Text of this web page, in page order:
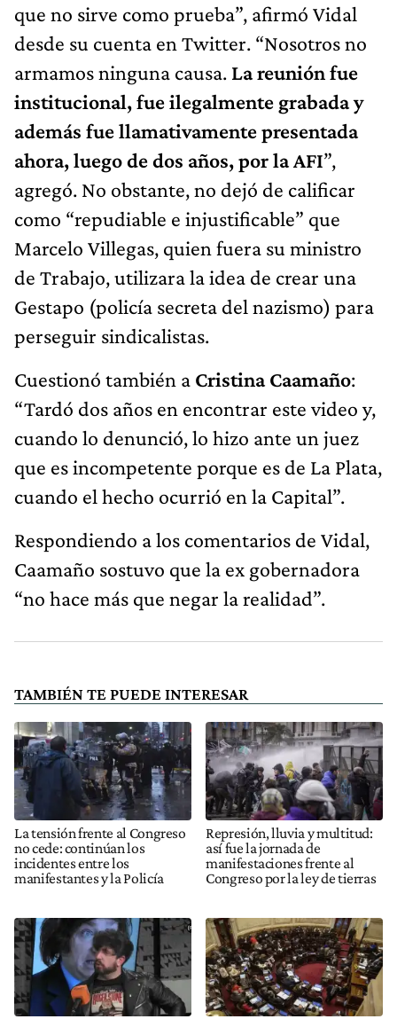
que no sirve como prueba”, afirmó Vidal
desde su cuenta en Twitter. “Nosotros no
armamos ninguna causa. La reunión fue
institucional, fue ilegalmente grabada y
además fue llamativamente presentada
ahora, luego de dos años, por la AFI”,
agregó. No obstante, no dejó de calificar
como “repudiable e injustificable” que
Marcelo Villegas, quien fuera su ministro
de Trabajo, utilizara la idea de crear una
Gestapo (policía secreta del nazismo) para
perseguir sindicalistas.
Cuestionó también a Cristina Caamaño:
“Tardó dos años en encontrar este video y,
cuando lo denunció, lo hizo ante un juez
que es incompetente porque es de La Plata,
cuando el hecho ocurrió en la Capital”.
Respondiendo a los comentarios de Vidal,
Caamaño sostuvo que la ex gobernadora
“no hace más que negar la realidad”.
TAMBIÉN TE PUEDE INTERESAR
La tensión frente al Congreso
no cede: continúan los
incidentes entre los
manifestantes y la Policía
Represión, lluvia y multitud:
así fue la jornada de
manifestaciones frente al
Congreso por la ley de tierras